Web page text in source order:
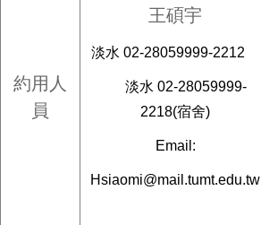
約用人
員
王碩宇
淡水 02-28059999-2212
淡水 02-28059999-
2218(宿舍)
Email:
Hsiaomi@mail.tumt.edu.tw